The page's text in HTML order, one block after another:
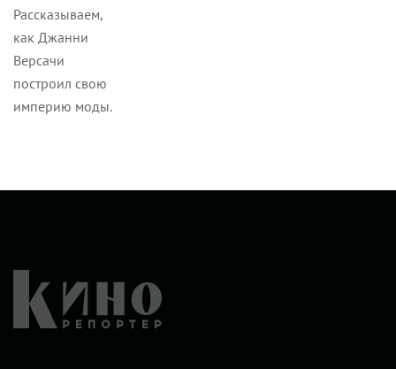
Рассказываем,
как Джанни
Версачи
построил свою
империю моды.